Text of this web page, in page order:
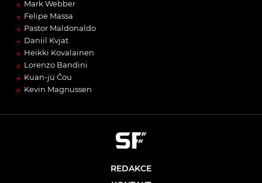
→ Mark Webber
→ Felipe Massa
→ Pastor Maldonaldo
→ Daniil Kvjat
→ Heikki Kovalainen
→ Lorenzo Bandini
→ Kuan-jü Čou
→ Kevin Magnussen
REDAKCE